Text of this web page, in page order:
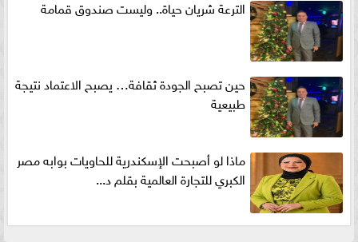
الترعة شريان حياة.. وليست صندوق قمامة
حين تصبح الجودة ثقافة… يصبح الاعتماد نتيجة
طبيعية
ماذا لو أصبحت الإسكندرية للحاويات بوابه مصر
الكبري للتجارة العالمية بقلم د...